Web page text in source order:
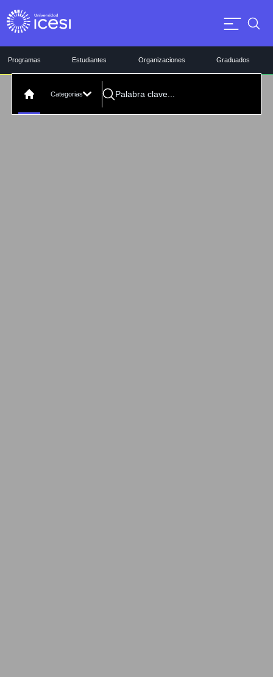
Programas Estudiantes Organizaciones Graduados
Categorias